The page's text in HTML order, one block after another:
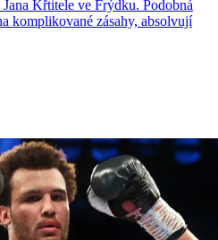
Křtitele ve Frýdku. Podobná
komplikované zásahy, absolvují